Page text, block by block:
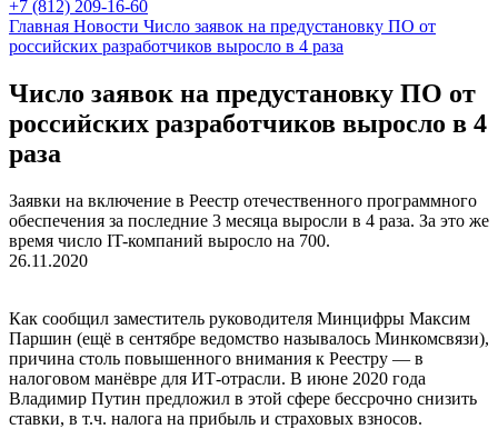
+7 (812) 209-16-60
Главная Новости Число заявок на предустановку ПО от
российских разработчиков выросло в 4 раза
Число заявок на предустановку ПО от
российских разработчиков выросло в 4
раза
Заявки на включение в Реестр отечественного программного
обеспечения за последние 3 месяца выросли в 4 раза. За это же
время число IT-компаний выросло на 700.
26.11.2020
Как сообщил заместитель руководителя Минцифры Максим
Паршин (ещё в сентябре ведомство называлось Минкомсвязи),
причина столь повышенного внимания к Реестру — в
налоговом манёвре для ИТ-отрасли. В июне 2020 года
Владимир Путин предложил в этой сфере бессрочно снизить
ставки, в т.ч. налога на прибыль и страховых взносов.